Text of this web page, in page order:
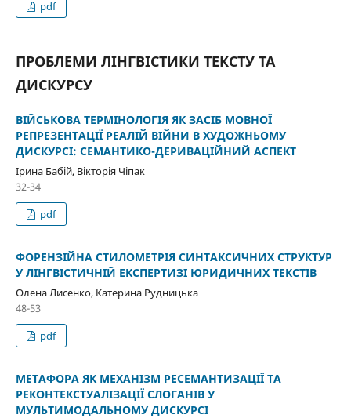
pdf
ПРОБЛЕМИ ЛІНГВІСТИКИ ТЕКСТУ ТА
ДИСКУРСУ
ВІЙСЬКОВА ТЕРМІНОЛОГІЯ ЯК ЗАСІБ МОВНОЇ
РЕПРЕЗЕНТАЦІЇ РЕАЛІЙ ВІЙНИ В ХУДОЖНЬОМУ
ДИСКУРСІ: СЕМАНТИКО-ДЕРИВАЦІЙНИЙ АСПЕКТ
Ірина Бабій, Вікторія Чіпак
32-34
pdf
ФОРЕНЗІЙНА СТИЛОМЕТРІЯ СИНТАКСИЧНИХ СТРУКТУР
У ЛІНГВІСТИЧНІЙ ЕКСПЕРТИЗІ ЮРИДИЧНИХ ТЕКСТІВ
Олена Лисенко, Катерина Рудницька
48-53
pdf
МЕТАФОРА ЯК МЕХАНІЗМ РЕСЕМАНТИЗАЦІЇ ТА
РЕКОНТЕКСТУАЛІЗАЦІЇ СЛОГАНІВ У
МУЛЬТИМОДАЛЬНОМУ ДИСКУРСІ